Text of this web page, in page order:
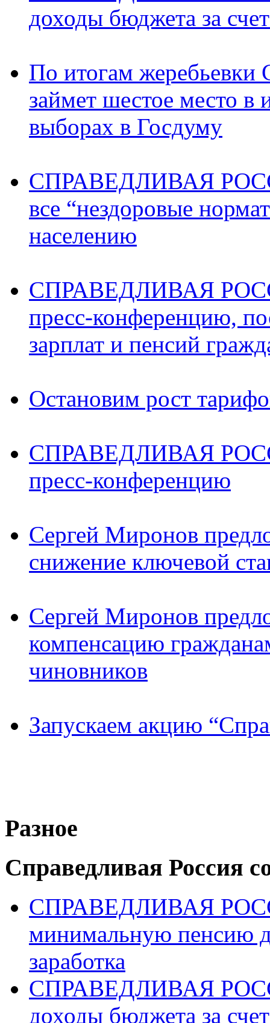
доходы бюджета за
По итогам
займет шестое место в
выборах в Госдуму
СПРАВЕДЛИВАЯ
все “нездоровые
населению
СПРАВЕДЛИВАЯ
пресс-конференцию,
зарплат и пенсий
Остановим рост
СПРАВЕДЛИВАЯ
пресс-конференцию
Сергей Миронов
снижение ключевой
Сергей Миронов
компенсацию
чиновников
Запускаем акцию
Разное
Справедливая Россия
СПРАВЕДЛИВАЯ
минимальную пенсию
заработка
СПРАВЕДЛИВАЯ
доходы бюджета за